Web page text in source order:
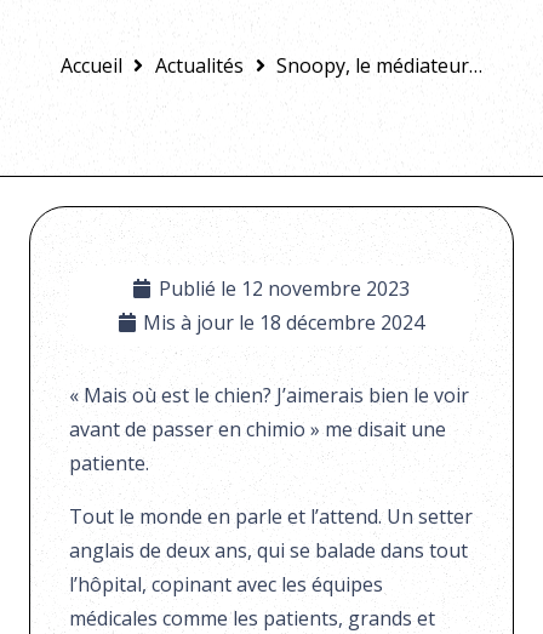
Accueil Actualités Snoopy, le médiateur…
Publié le 12 novembre 2023
Mis à jour le 18 décembre 2024
« Mais où est le chien? J’aimerais bien le voir
avant de passer en chimio » me disait une
patiente.
Tout le monde en parle et l’attend. Un setter
anglais de deux ans, qui se balade dans tout
l’hôpital, copinant avec les équipes
médicales comme les patients, grands et